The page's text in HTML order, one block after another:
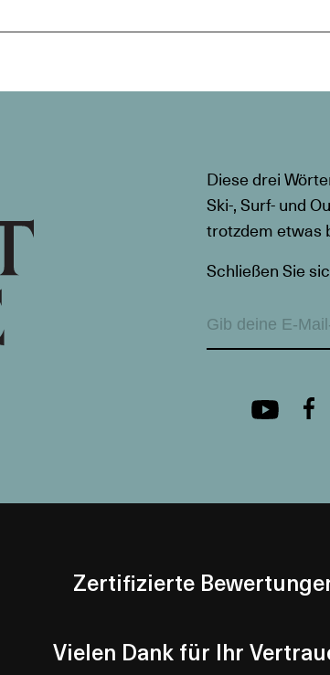
Diese drei
Ski-, Surf- und
trotzdem etwas
Schließen Sie
Zertifizierte
Vielen Dank für Ihr